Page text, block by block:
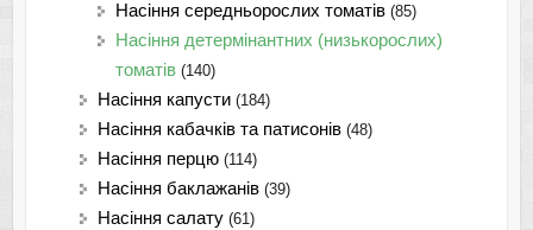
Насіння середньорослих томатів (85)
Насіння детермінантних (низькорослих)
томатів (140)
Насіння капусти (184)
Насіння кабачків та патисонів (48)
Насіння перцю (114)
Насіння баклажанів (39)
Насіння салату (61)